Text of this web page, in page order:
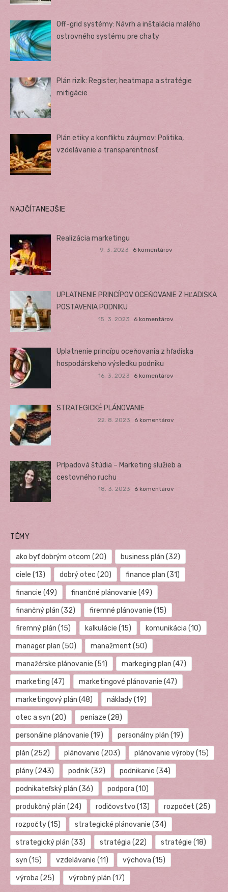
Off-grid systémy: Návrh a inštalácia malého
ostrovného systému pre chaty
Plán rizík: Register, heatmapa a stratégie
mitigácie
Plán etiky a konfliktu záujmov: Politika,
vzdelávanie a transparentnosť
NAJČÍTANEJŠIE
Realizácia marketingu
9. 3. 2023 6 komentárov
UPLATNENIE PRINCÍPOV OCEŇOVANIE Z HĽADISKA
POSTAVENIA PODNIKU
15. 3. 2023 6 komentárov
Uplatnenie princípu oceňovania z hľadiska
hospodárskeho výsledku podniku
16. 3. 2023 6 komentárov
STRATEGICKÉ PLÁNOVANIE
22. 8. 2023 6 komentárov
Prípadová štúdia – Marketing služieb a
cestovného ruchu
18. 3. 2023 6 komentárov
TÉMY
ako byť dobrým otcom (20) business plán (32)
ciele (13) dobrý otec (20) finance plan (31)
financie (49) finančné plánovanie (49)
finančný plán (32) firemné plánovanie (15)
firemný plán (15) kalkulácie (15) komunikácia (10)
manager plan (50) manažment (50)
manažérske plánovanie (51) markeging plan (47)
marketing (47) marketingové plánovanie (47)
marketingový plán (48) náklady(19)
otec a syn (20) peniaze (28)
personálne plánovanie (19) personálny plán (19)
plán (252) plánovanie (203) plánovanie výroby(15)
plány(243) podnik(32) podnikanie (34)
podnikateľský plán (36) podpora (10)
produkčný plán (24) rodičovstvo (13) rozpočet (25)
rozpočty(15) strategické plánovanie (34)
strategický plán (33) stratégia (22) stratégie (18)
syn (15) vzdelávanie (11) výchova (15)
výroba (25) výrobný plán (17)